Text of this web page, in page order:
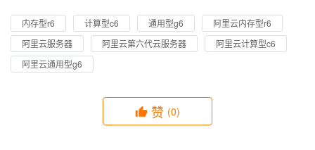
内存型r6 计算型c6 通用型g6
阿里云内存型r6
阿里云服务器
阿里云第六代云服务器
阿里云计算型c6
阿里云通用型g6
赞 (0)